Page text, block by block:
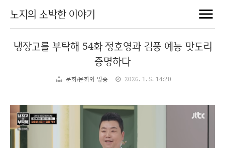
노지의 소박한 이야기
냉장고를 부탁해 54화 정호영과 김풍 예능 맛도리
증명하다
문화/문화와 방송 2026. 1. 5. 14:20